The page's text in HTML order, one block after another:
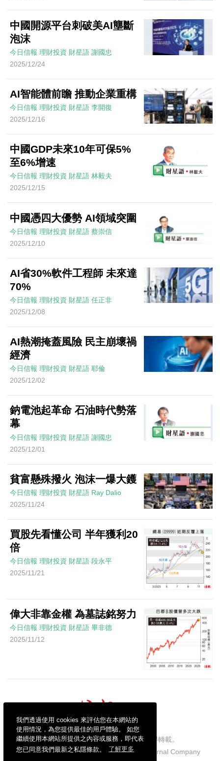
我們透過使用 cookies 來評估您在本網站的
使用情況，為您提供最佳的用戶體驗。 如您
繼續使用本網站所提供之內容或服務，即代表
您已同意我們最新之私隱條款。
了解更多
中國開源平台刺破美AI壟斷
泡沫
今日信報 理財投資 財星語 謝國忠
2025/12/24
AI智能體前瞻 推動企業重構
今日信報 理財投資 財星語 李開復
2025/12/16
中國GDP未來10年可保5%
至6%增速
今日信報 理財投資 財星語 林毅夫
2025/12/15
中國憑四大優勢 AI領域突圍
今日信報 理財投資 財星語 蔡崇信
2025/12/10
AI省30%軟件工程師 未來達
70%
今日信報 理財投資 財星語 任正非
2025/12/08
AI熱潮掩蓋風險 民主崩壞禍
經濟
今日信報 理財投資 財星語 耶倫
2025/12/02
鈉電池起革命 石油時代勢落
幕
今日信報 理財投資 財星語 謝國忠
2025/12/01
貧富懸殊撥火 泡沫一爆大鑊
今日信報 理財投資 財星語 Ray Dalio
2025/11/24
買股先看懂公司 半年獲利20
倍
今日信報 理財投資 財星語 段永平
2025/11/21
偉大非靠金權 為墓誌銘努力
今日信報 理財投資 財星語 畢非德
2025/11/12
信報財經新聞有限公司版權所有，不得轉載。
Copyright © 2026 Hong Kong Economic Journal Company